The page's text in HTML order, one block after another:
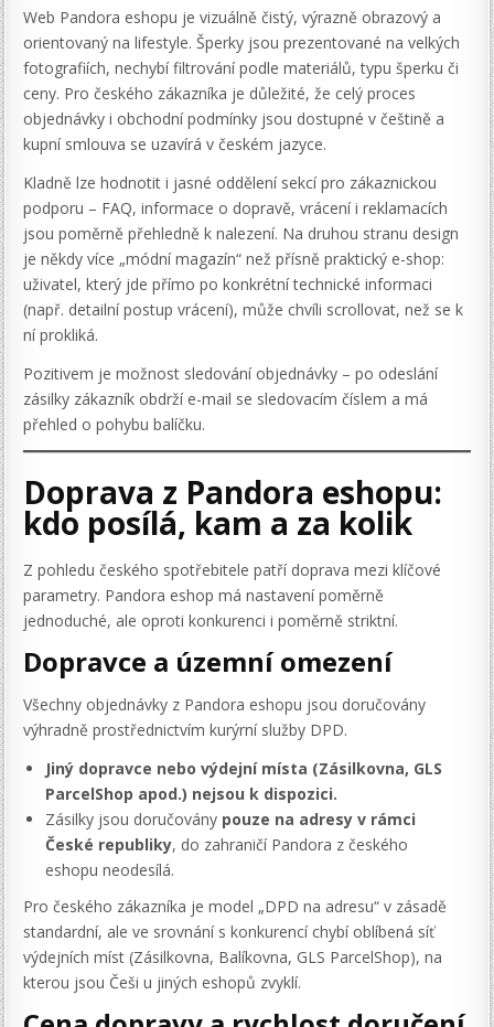
Web Pandora eshopu je vizuálně čistý, výrazně obrazový a
orientovaný na lifestyle. Šperky jsou prezentované na velkých
fotografiích, nechybí filtrování podle materiálů, typu šperku či
ceny. Pro českého zákazníka je důležité, že celý proces
objednávky i obchodní podmínky jsou dostupné v češtině a
kupní smlouva se uzavírá v českém jazyce.
Kladně lze hodnotit i jasné oddělení sekcí pro zákaznickou
podporu – FAQ, informace o dopravě, vrácení i reklamacích
jsou poměrně přehledně k nalezení. Na druhou stranu design
je někdy více „módní magazín“ než přísně praktický e-shop:
uživatel, který jde přímo po konkrétní technické informaci
(např. detailní postup vrácení), může chvíli scrollovat, než se k
ní prokliká.
Pozitivem je možnost sledování objednávky – po odeslání
zásilky zákazník obdrží e-mail se sledovacím číslem a má
přehled o pohybu balíčku.
Doprava z Pandora eshopu:
kdo posílá, kam a za kolik
Z pohledu českého spotřebitele patří doprava mezi klíčové
parametry. Pandora eshop má nastavení poměrně
jednoduché, ale oproti konkurenci i poměrně striktní.
Dopravce a územní omezení
Všechny objednávky z Pandora eshopu jsou doručovány
výhradně prostřednictvím kurýrní služby DPD.
Jiný dopravce nebo výdejní místa (Zásilkovna, GLS
ParcelShop apod.) nejsou k dispozici.
Zásilky jsou doručovány pouze na adresy v rámci
České republiky, do zahraničí Pandora z českého
eshopu neodesílá.
Pro českého zákazníka je model „DPD na adresu“ v zásadě
standardní, ale ve srovnání s konkurencí chybí oblíbená síť
výdejních míst (Zásilkovna, Balíkovna, GLS ParcelShop), na
kterou jsou Češi u jiných eshopů zvyklí.